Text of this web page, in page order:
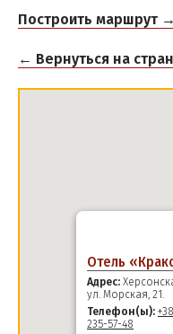
РЕКОМЕНДАЦИИ ПО
ПРОЕЗД
Из Киева
Построить маршрут →
← Вернуться на
Отель
Адрес:
ул. Морская, 21.
Телефон(ы):
235-57-48